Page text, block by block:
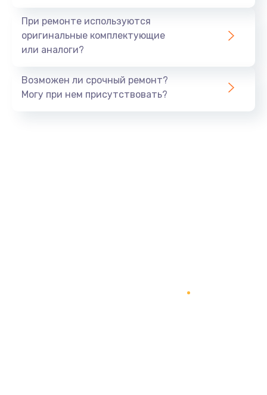
При ремонте используются
оригинальные комплектующие
или аналоги?
Возможен ли срочный ремонт?
Могу при нем присутствовать?